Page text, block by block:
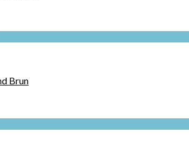
Brun